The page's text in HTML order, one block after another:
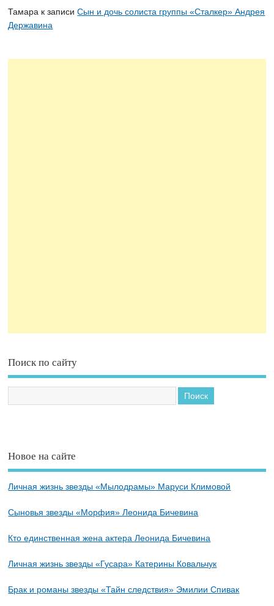
Тамара к записиСын и дочь солиста группы «Сталкер» Андрея
Державина
Поиск по сайту
Новое на сайте
Личная жизнь звезды «Мылодрамы» Маруси Климовой
Сыновья звезды «Морфия» Леонида Бичевина
Кто единственная жена актера Леонида Бичевина
Личная жизнь звезды «Гусара» Катерины Ковальчук
Брак и романы звезды «Тайн следствия» Эмилии Спивак